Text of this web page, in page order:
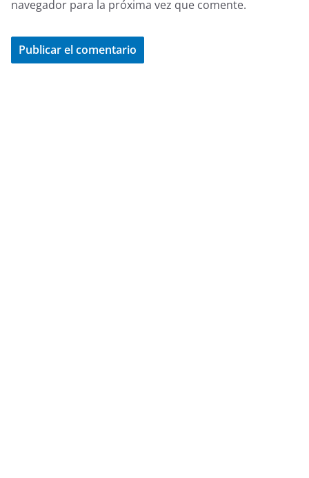
navegador para la próxima vez que comente.